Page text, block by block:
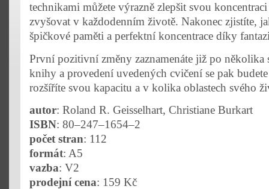
technikami můžete výrazně zlepšit svou
zvyšovat v každodenním životě. Nakonec zjistíte,
špičkové paměti a perfektní koncentrace díky
První pozitivní změny zaznamenáte již po několika
knihy a provedení uvedených cvičení se pak
rozšíříte svou kapacitu a v kolika oblastech svého
autor: Roland R. Geisselhart, Christiane Burkart
ISBN: 80–247–1654–2
počet stran: 112
formát: A5
vazba: V2
prodejní cena: 159 Kč